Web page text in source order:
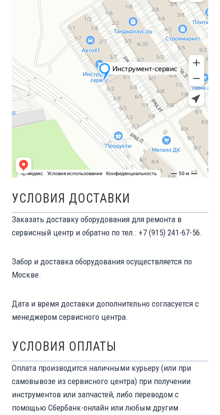
УСЛОВИЯ ДОСТАВКИ
Заказать доставку оборудования для ремонта в
сервисный центр и обратно по тел.: +7 (915) 241-67-56.
Забор и доставка оборудования осуществляется по
Москве.
Дата и время доставки дополнительно согласуется с
менеджером сервисного центра.
УСЛОВИЯ ОПЛАТЫ
Оплата производится наличными курьеру (или при
самовывозе из сервисного центра) при получении
инструментов или запчастей, либо переводом с
помощью Сбербанк-онлайн или любым другим